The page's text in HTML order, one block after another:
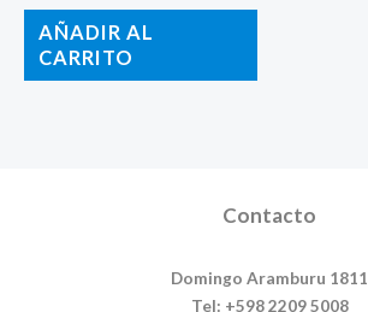
AÑADIR AL
CARRITO
Contacto
Domingo Aramburu 1811
Tel: +598 2209 5008